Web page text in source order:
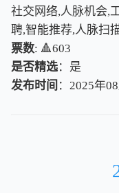
社交网络,人脉机会,
聘,智能推荐,人脉扫
票数: 🔺603
是否精选：是
发布时间 ：2025年